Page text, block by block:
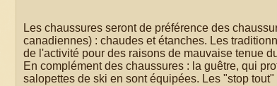
Les chaussures seront de préférence des
canadiennes) : chaudes et étanches. Les
de l'activité pour des raisons de mauvaise tenue
En complément des chaussures : la guêtre, qui
salopettes de ski en sont équipées. Les "stop